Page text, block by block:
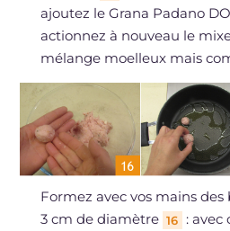
ajoutez le Grana Padano
actionnez à nouveau le
mélange moelleux mais
Formez avec vos mains
3 cm de diamètre 16
: avec